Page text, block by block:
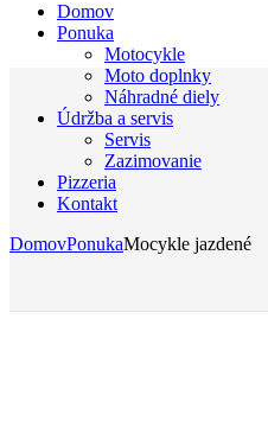
Domov
Ponuka
Motocykle
Moto doplnky
Náhradné diely
Údržba a servis
Servis
Zazimovanie
Pizzeria
Kontakt
DomovPonukaMocykle jazdené